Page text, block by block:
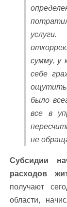
сумму, у
себе
было
все в
не
Субсидии
расходов
получают
области,